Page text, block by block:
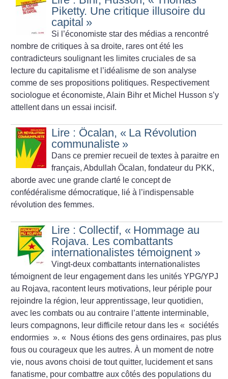
Piketty. Une critique illusoire du
capital »
Si l’économiste star des médias a rencontré
nombre de critiques à sa droite, rares ont été les
contradicteurs soulignant les limites cruciales de sa
lecture du capitalisme et l’idéalisme de son analyse
comme de ses propositions politiques. Respectivement
sociologue et économiste, Alain Bihr et Michel Husson s’y
attellent dans un essai incisif.
Lire : Öcalan, « La Révolution
communaliste »
Dans ce premier recueil de textes à paraitre en
français, Abdullah Öcalan, fondateur du PKK,
aborde avec une grande clarté le concept de
confédéralisme démocratique, lié à l’indispensable
révolution des femmes.
Lire : Collectif, « Hommage au
Rojava. Les combattants
internationalistes témoignent »
Vingt-deux combattants internationalistes
témoignent de leur engagement dans les unités YPG/YPJ
au Rojava, racontent leurs motivations, leur périple pour
rejoindre la région, leur apprentissage, leur quotidien,
avec les combats ou au contraire l’attente interminable,
leurs compagnons, leur difficile retour dans les « sociétés
endormies ». «
Nous étions des gens ordinaires, pas plus
fous ou courageux que les autres. À un moment de notre
vie, nous avons choisi de tout quitter, lucidement et sans
fanatisme, pour combattre aux côtés des populations du